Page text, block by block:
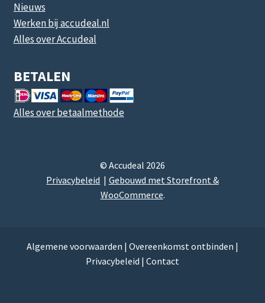
Nieuws
Werken bij accudeal.nl
Alles over Accudeal
BETALEN
Alles over betaalmethode
© Accudeal 2026
Privacybeleid
Gebouwd met Storefront &
WooCommerce.
Algemene voorwaarden | Overeenkomst ontbinden |
Privacybeleid | Contact